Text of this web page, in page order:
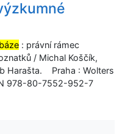
: právní rámec
/ Michal Koščík,
Harašta. Praha : Wolters
978-80-7552-952-7